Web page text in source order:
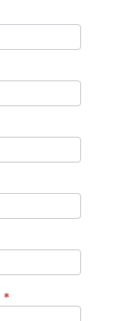
*